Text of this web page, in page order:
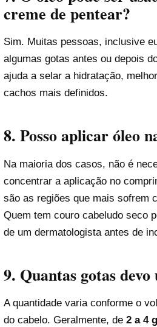
creme de pentear?
Sim. Muitas pessoas, inclusive
algumas gotas antes ou depois
ajuda a selar a hidratação,
cachos mais definidos.
8. Posso aplicar óleo
Na maioria dos casos, não é
concentrar a aplicação no
são as regiões que mais sofrem
Quem tem couro cabeludo seco
de um dermatologista antes de
9. Quantas gotas devo
A quantidade varia conforme o
do cabelo. Geralmente, de 2 a 4